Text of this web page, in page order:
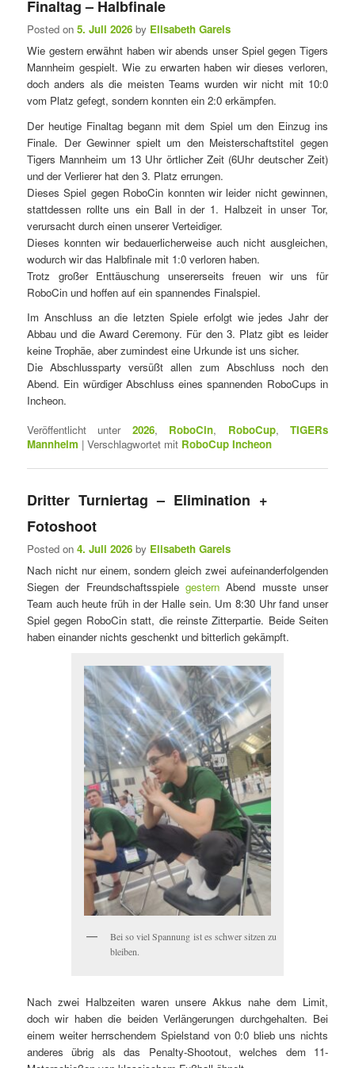
Finaltag – Halbfinale
Posted on5. Juli 2026 by Elisabeth Gareis
Wie gestern erwähnt haben wir abends unser Spiel gegen Tigers
Mannheim gespielt. Wie zu erwarten haben wir dieses verloren,
doch anders als die meisten Teams wurden wir nicht mit 10:0
vom Platz gefegt, sondern konnten ein 2:0 erkämpfen.
Der heutige Finaltag begann mit dem Spiel um den Einzug ins
Finale. Der Gewinner spielt um den Meisterschaftstitel gegen
Tigers Mannheim um 13 Uhr örtlicher Zeit (6Uhr deutscher Zeit)
und der Verlierer hat den 3. Platz errungen.
Dieses Spiel gegen RoboCin konnten wir leider nicht gewinnen,
stattdessen rollte uns ein Ball in der 1. Halbzeit in unser Tor,
verursacht durch einen unserer Verteidiger.
Dieses konnten wir bedauerlicherweise auch nicht ausgleichen,
wodurch wir das Halbfinale mit 1:0 verloren haben.
Trotz großer Enttäuschung unsererseits freuen wir uns für
RoboCin und hoffen auf ein spannendes Finalspiel.
Im Anschluss an die letzten Spiele erfolgt wie jedes Jahr der
Abbau und die Award Ceremony. Für den 3. Platz gibt es leider
keine Trophäe, aber zumindest eine Urkunde ist uns sicher.
Die Abschlussparty versüßt allen zum Abschluss noch den
Abend. Ein würdiger Abschluss eines spannenden RoboCups in
Incheon.
Veröffentlicht unter
2026, RoboCin, RoboCup, TIGERs
Mannheim |Verschlagwortet mit RoboCup Incheon
Dritter Turniertag – Elimination +
Fotoshoot
Posted on4. Juli 2026 by Elisabeth Gareis
Nach nicht nur einem, sondern gleich zwei aufeinanderfolgenden
Siegen der Freundschaftsspiele gestern Abend musste unser
Team auch heute früh in der Halle sein. Um 8:30 Uhr fand unser
Spiel gegen RoboCin statt, die reinste Zitterpartie. Beide Seiten
haben einander nichts geschenkt und bitterlich gekämpft.
Bei so viel Spannung ist es schwer sitzen zu
bleiben.
Nach zwei Halbzeiten waren unsere Akkus nahe dem Limit,
doch wir haben die beiden Verlängerungen durchgehalten. Bei
einem weiter herrschendem Spielstand von 0:0 blieb uns nichts
anderes übrig als das Penalty-Shootout, welches dem 11-